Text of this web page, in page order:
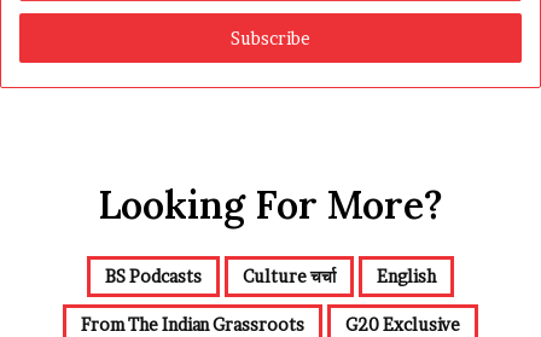
Email
Looking For More?
BS Podcasts Culture चर्चा English
From The Indian Grassroots G20 Exclusive